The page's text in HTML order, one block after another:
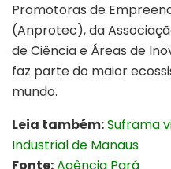
Promotoras de
(Anprotec), da
de Ciência e Áreas de
faz parte do maior
mundo.
Leia também:Suframa
Industrial de Manaus